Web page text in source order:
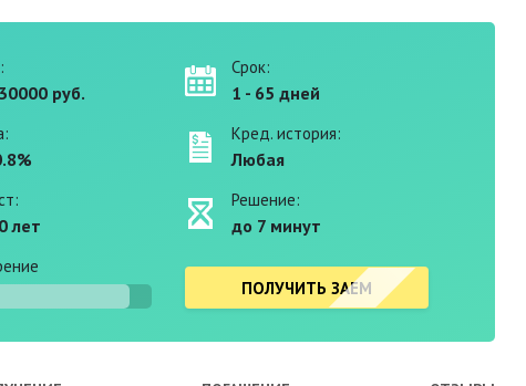
руб.
Срок:
1 - 65 дней
Кред. история:
Любая
лет
Решение:
до 7 минут
ПОЛУЧИТЬ ЗАЕМ